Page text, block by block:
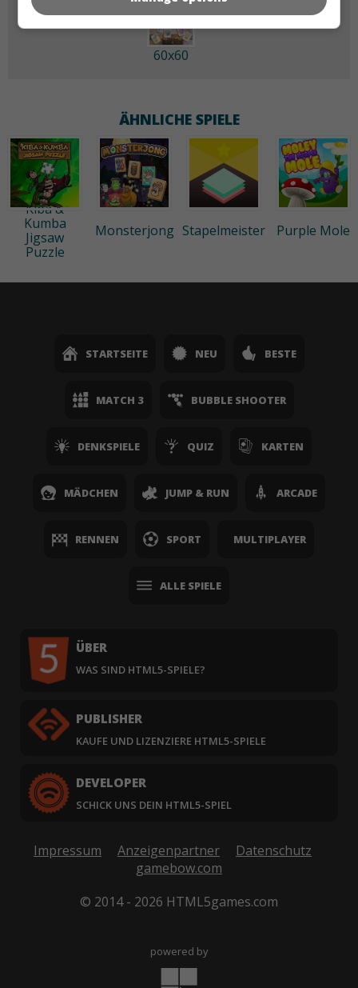
60x60
ÄHNLICHE SPIELE
Kiba &
Kumba
Jigsaw
Puzzle
Monsterjong Stapelmeister Purple Mole
STARTSEITE NEU BESTE
MATCH 3 BUBBLE SHOOTER
DENKSPIELE QUIZ KARTEN
MÄDCHEN JUMP & RUN ARCADE
RENNEN SPORT MULTIPLAYER
ALLE SPIELE
ÜBER
WAS SIND HTML5-SPIELE?
PUBLISHER
KAUFE UND LIZENZIERE HTML5-SPIELE
DEVELOPER
SCHICK UNS DEIN HTML5-SPIEL
Impressum Anzeigenpartner
Datenschutz
gamebow.com
© 2014 - 2026 HTML5games.com
powered by